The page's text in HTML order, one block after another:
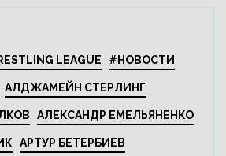
LEAGUE #НОВОСТИ
АЛДЖАМЕЙН СТЕРЛИНГ
АЛЕКСАНДР ЕМЕЛЬЯНЕНКО
АРТУР БЕТЕРБИЕВ